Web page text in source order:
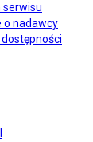
serwisu
o nadawcy